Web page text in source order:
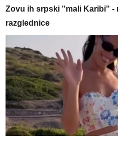
Zovu ih srpski "mali Karibi" -
razglednice